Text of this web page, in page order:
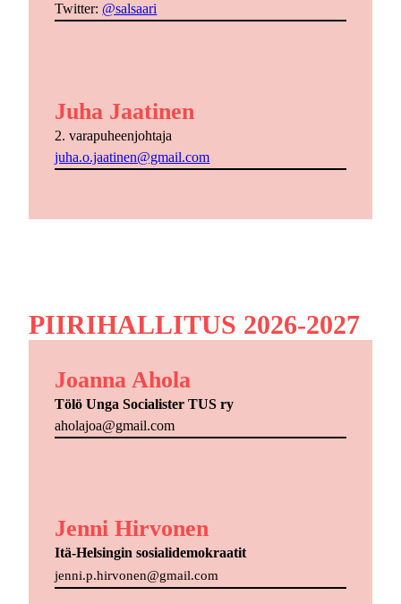
Twitter: @salsaari
Juha Jaatinen
2. varapuheenjohtaja
juha.o.jaatinen@gmail.com
PIIRIHALLITUS 2026-2027
Joanna Ahola
Tölö Unga Socialister TUS ry
aholajoa@gmail.com
Jenni Hirvonen
Itä-Helsingin sosialidemokraatit
jenni.p.hirvonen@gmail.com